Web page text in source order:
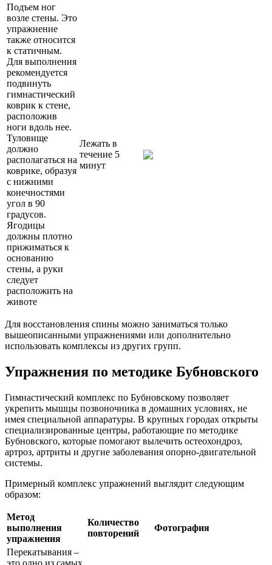
Подъем ног
возле стены. Это
упражнение
также относится
к статичным.
Для выполнения
рекомендуется
подвинуть
гимнастический
коврик к стене,
расположив
ноги вдоль нее.
Туловище
должно
располагаться на
коврике, образуя
с нижними
конечностями
угол в 90
градусов.
Ягодицы
должны плотно
прижиматься к
основанию
стены, а руки
следует
расположить на
животе
Лежать в
течение 5
минут
Для восстановления спины можно заниматься только
вышеописанными упражнениями или дополнительно
использовать комплексы из других групп.
Упражнения по методике Бубновского
Гимнастический комплекс по Бубновскому позволяет
укрепить мышцы позвоночника в домашних условиях, не
имея специальной аппаратуры. В крупных городах открыты
специализированные центры, работающие по методике
Бубновского, которые помогают вылечить остеохондроз,
артроз, артриты и другие заболевания опорно-двигательной
системы.
Примерный комплекс упражнений выглядит следующим
образом:
Метод
выполнения
упражнения
Количество
повторений
Фотография
Перекатывания –